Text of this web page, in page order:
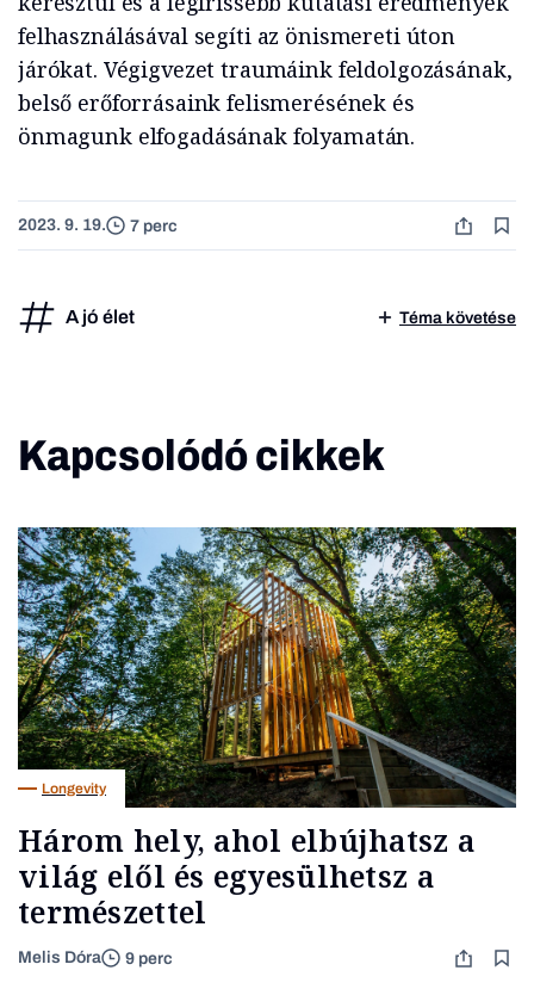
felhasználásával segíti az önismereti úton
járókat. Végigvezet traumáink feldolgozásának,
belső erőforrásaink felismerésének és
önmagunk elfogadásának folyamatán.
2023. 9. 19. 7 perc
A jó élet Téma követése
Kapcsolódó cikkek
Longevity
Három hely, ahol elbújhatsz a
világ elől és egyesülhetsz a
természettel
Melis Dóra 9 perc